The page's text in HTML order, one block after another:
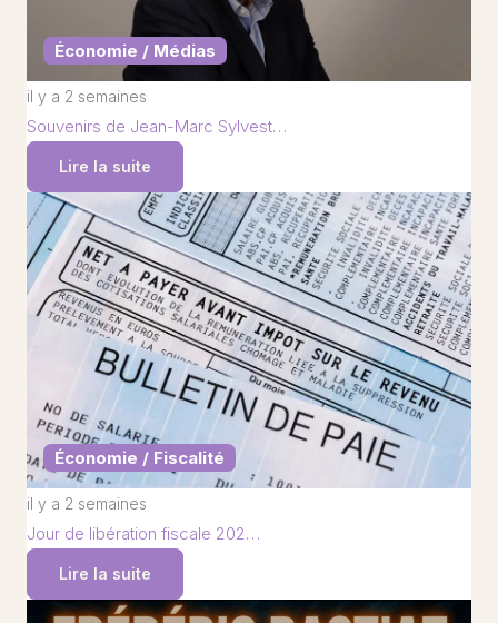
Économie / Médias
il y a 2 semaines
Souvenirs de Jean-Marc Sylvest…
Lire la suite
Économie / Fiscalité
il y a 2 semaines
Jour de libération fiscale 202…
Lire la suite